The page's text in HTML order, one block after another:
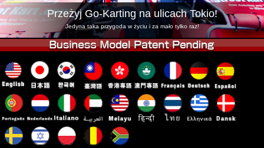
Tokyo Asakusa Osaka
Okinawa
Przeżyj Go-Karting na ulicach Tokio!
Jedyna taka przygoda w życiu i za mało tylko raz!